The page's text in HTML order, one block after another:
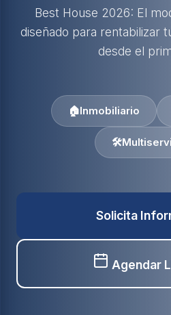
Best House 2026: El
diseñado para rentabilizar
desde el
🏠Inmobiliario
🛠️
Solicita
Agendar